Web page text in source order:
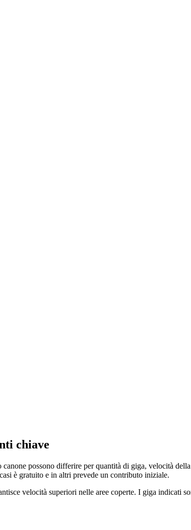
chiave
possono differire per quantità di giga, velocità
è gratuito e in altri prevede un contributo iniziale.
velocità superiori nelle aree coperte. I giga indicati